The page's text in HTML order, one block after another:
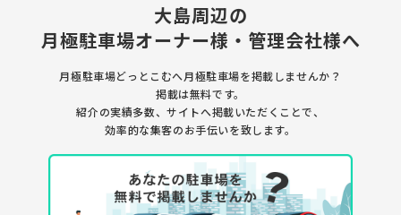
大島周辺の
月極駐車場オーナー様・管理会社様へ
月極駐車場どっとこむへ月極駐車場を掲載しませんか？
掲載は無料です。
紹介の実績多数、サイトへ掲載いただくことで、
効率的な集客のお手伝いを致します。